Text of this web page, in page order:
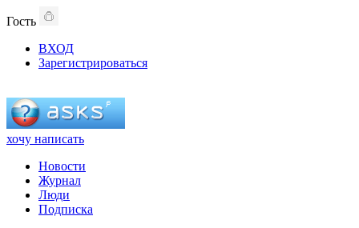
Гость
ВХОД
Зарегистрироваться
хочу написать
Новости
Журнал
Люди
Подписка